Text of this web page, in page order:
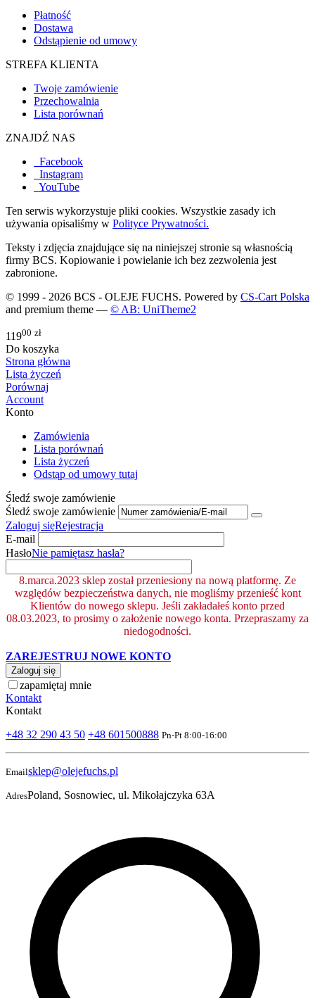
Płatność
Dostawa
Odstąpienie od umowy
STREFA KLIENTA
Twoje zamówienie
Przechowalnia
Lista porównań
ZNAJDŹ NAS
Facebook
Instagram
YouTube
Ten serwis wykorzystuje pliki cookies. Wszystkie zasady ich
używania opisaliśmy w Polityce Prywatności.
Teksty i zdjęcia znajdujące się na niniejszej stronie są własnością
firmy BCS. Kopiowanie i powielanie ich bez zezwolenia jest
zabronione.
© 1999 - 2026 BCS - OLEJE FUCHS. Powered by CS-Cart Polska
and premium theme — © AB: UniTheme2
11900 zł
Do koszyka
Strona główna
Lista życzeń
Porównaj
Account
Konto
Zamówienia
Lista porównań
Lista życzeń
Odstąp od umowy tutaj
Śledź swoje zamówienie
Śledź swoje zamówienie
Zaloguj sięRejestracja
E-mail
HasłoNie pamiętasz hasła?
8.marca.2023 sklep został przeniesiony na nową platformę. Ze
względów bezpieczeństwa danych, nie mogliśmy przenieść kont
Klientów do nowego sklepu. Jeśli zakładałeś konto przed
08.03.2023, to prosimy o założenie nowego konta. Przepraszamy za
niedogodności.
ZAREJESTRUJ NOWE KONTO
Zaloguj się
zapamiętaj mnie
Kontakt
Kontakt
+48 32 290 43 50 +48 601500888 Pn-Pt 8:00-16:00
Emailsklep@olejefuchs.pl
AdresPoland, Sosnowiec, ul. Mikołajczyka 63A